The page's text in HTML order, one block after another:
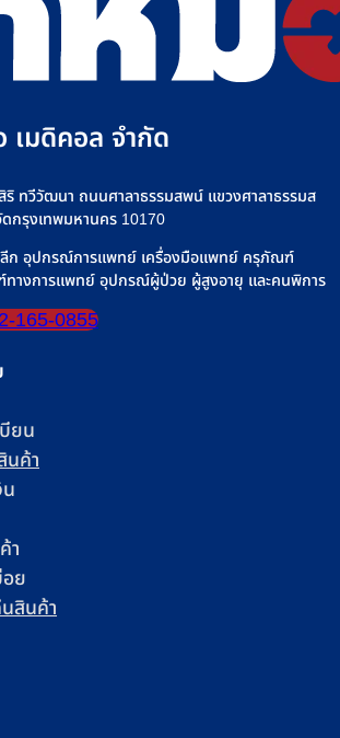
เมดิคอล จำกัด
ริ ทวีวัฒนา ถนนศาลาธรรมสพน์ แขวงศาลาธรรมส
กรุงเทพมหานคร 10170
ลีก อุปกรณ์การแพทย์ เครื่องมือแพทย์ ครุภัณฑ์
ทางการแพทย์ อุปกรณ์ผู้ป่วย ผู้สูงอายุ และคนพิการ
165-0855
ยน
นค้า
น
า
ย
สินค้า